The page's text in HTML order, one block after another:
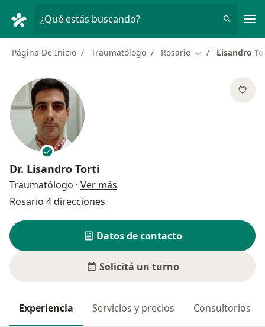
¿Qué estás buscando?
Página De Inicio Traumatólogo Rosario Cambiar de
Lisandro
Dr. Lisandro Torti
Traumatólogo · Ver más
Rosario 4 direcciones
Datos de contacto
Solicitá un turno
Experiencia Servicios y precios Consultorios